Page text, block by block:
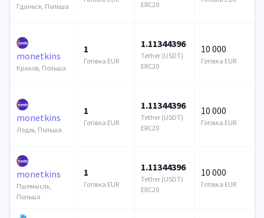
Гданьск, Польша ERC20
monetkins
Краков, Польша
1
Готівка EUR
1.11344396
Tether (USDT)
ERC20
10 000
Готівка EUR
monetkins
Лодзь, Польша
1
Готівка EUR
1.11344396
Tether (USDT)
ERC20
10 000
Готівка EUR
monetkins
Пшемысль,
Польша
1
Готівка EUR
1.11344396
Tether (USDT)
ERC20
10 000
Готівка EUR